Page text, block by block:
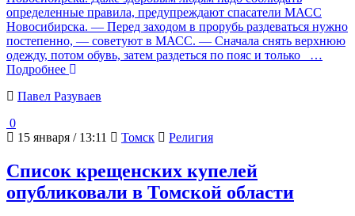
определенные правила, предупреждают спасатели МАСС
Новосибирска. — Перед заходом в прорубь раздеваться нужно
постепенно, — советуют в МАСС. — Сначала снять верхнюю
одежду, потом обувь, затем раздеться по пояс и только
…
Подробнее
Павел Разуваев
0
15 января / 13:11
Томск Религия
Список крещенских купелей
опубликовали в Томской области